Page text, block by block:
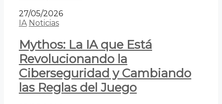
27/05/2026
IA Noticias
Mythos: La IA que Está
Revolucionando la
Ciberseguridad y Cambiando
las Reglas del Juego